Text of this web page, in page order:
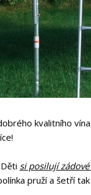
kvalitního
si posilují
pruží a šetří tak